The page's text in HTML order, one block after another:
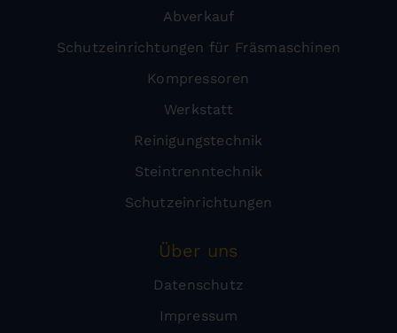
Abverkauf
Schutzeinrichtungen für Fräsmaschinen
Kompressoren
Werkstatt
Reinigungstechnik
Steintrenntechnik
Schutzeinrichtungen
Über uns
Datenschutz
Impressum